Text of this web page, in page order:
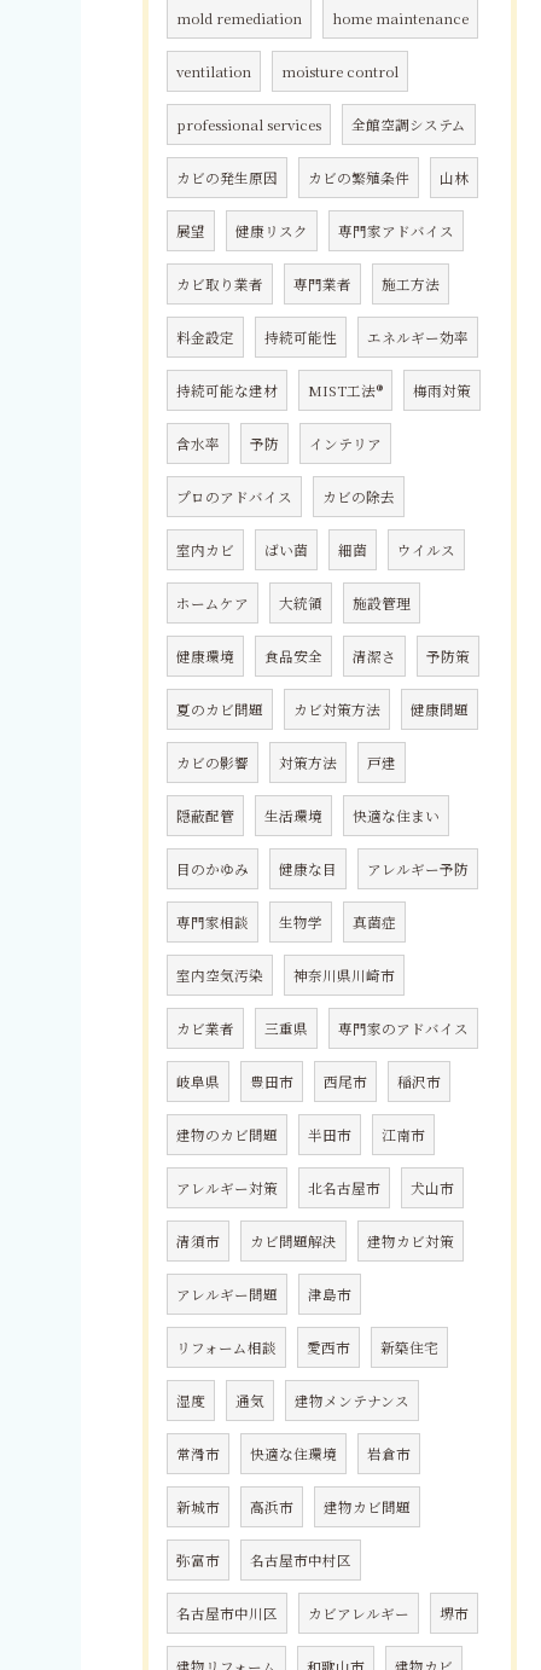
mold remediation home maintenance
ventilation moisture control
professional services 全館空調システム
カビの発生原因 カビの繁殖条件 山林
展望 健康リスク 専門家アドバイス
カビ取り業者 専門業者 施工方法
料金設定 持続可能性 エネルギー効率
持続可能な建材 MIST工法® 梅雨対策
含水率 予防 インテリア
プロのアドバイス カビの除去
室内カビ ばい菌 細菌 ウイルス
ホームケア 大統領 施設管理
健康環境 食品安全 清潔さ 予防策
夏のカビ問題 カビ対策方法 健康問題
カビの影響 対策方法 戸建
隠蔽配管 生活環境 快適な住まい
目のかゆみ 健康な目 アレルギー予防
専門家相談 生物学 真菌症
室内空気汚染 神奈川県川崎市
カビ業者 三重県 専門家のアドバイス
岐阜県 豊田市 西尾市 稲沢市
建物のカビ問題 半田市 江南市
アレルギー対策 北名古屋市 犬山市
清須市 カビ問題解決 建物カビ対策
アレルギー問題 津島市
リフォーム相談 愛西市 新築住宅
湿度 通気 建物メンテナンス
常滑市 快適な住環境 岩倉市
新城市 高浜市 建物カビ問題
弥富市 名古屋市中村区
名古屋市中川区 カビアレルギー 堺市